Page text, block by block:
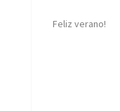
Feliz verano!